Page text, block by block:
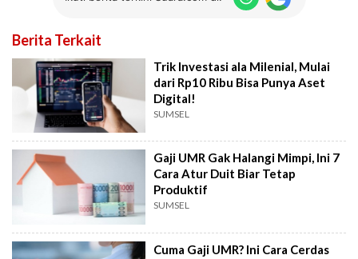
Berita Terkait
Trik Investasi ala Milenial, Mulai
dari Rp10 Ribu Bisa Punya Aset
Digital!
SUMSEL
Gaji UMR Gak Halangi Mimpi, Ini 7
Cara Atur Duit Biar Tetap
Produktif
SUMSEL
Cuma Gaji UMR? Ini Cara Cerdas